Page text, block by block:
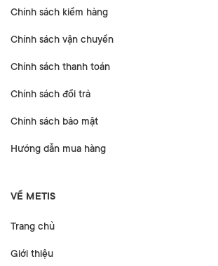
Chính sách kiểm hàng
Chính sách vận chuyển
Chính sách thanh toán
Chính sách đổi trả
Chính sách bảo mật
Hướng dẫn mua hàng
VỀ METIS
Trang chủ
Giới thiệu